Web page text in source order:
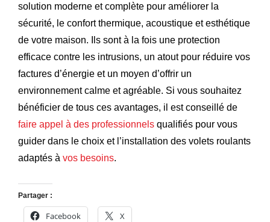
solution moderne et complète pour améliorer la
sécurité, le confort thermique, acoustique et esthétique
de votre maison. Ils sont à la fois une protection
efficace contre les intrusions, un atout pour réduire vos
factures d’énergie et un moyen d’offrir un
environnement calme et agréable. Si vous souhaitez
bénéficier de tous ces avantages, il est conseillé de
faire appel à des professionnels qualifiés pour vous
guider dans le choix et l’installation des volets roulants
adaptés à vos besoins.
Partager :
Facebook X